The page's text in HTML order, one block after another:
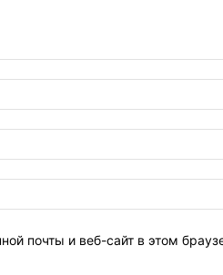
почты и веб-сайт в этом